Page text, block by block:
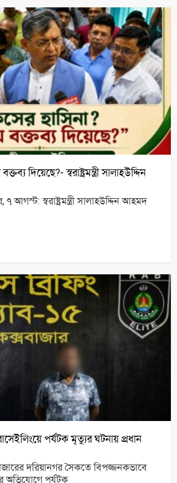
দিয়েছে?- স্বরাষ্ট্রমন্ত্রী সালাহউদ্দিন
আগস্ট: স্বরাষ্ট্রমন্ত্রী সালাহউদ্দিন আহমদ
পর্যটক মৃত্যুর ঘটনায় প্রধান
দরিয়ানগর সৈকতে বিপজ্জনকভাবে
অভিযোগে পর্যটক